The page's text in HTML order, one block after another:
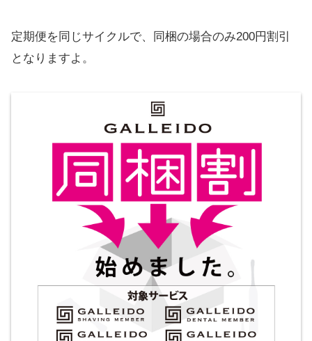
定期便を同じサイクルで、同梱の場合のみ200円割引
となりますよ。